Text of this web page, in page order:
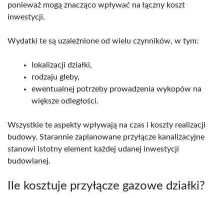
ponieważ mogą znacząco wpływać na łączny koszt
inwestycji.
Wydatki te są uzależnione od wielu czynników, w tym:
lokalizacji działki,
rodzaju gleby,
ewentualnej potrzeby prowadzenia wykopów na
większe odległości.
Wszystkie te aspekty wpływają na czas i koszty realizacji
budowy. Starannie zaplanowane przyłącze kanalizacyjne
stanowi istotny element każdej udanej inwestycji
budowlanej.
Ile kosztuje przyłącze gazowe działki?